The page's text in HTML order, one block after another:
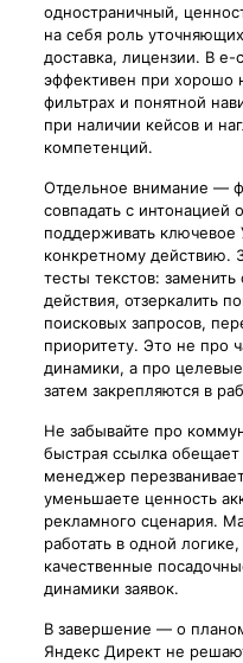
одностраничный,
на себя роль
доставка, лицензии. В
эффективен при хорошо
фильтрах и понятной
при наличии кейсов и
компетенций.
Отдельное внимание —
совпадать с интонацией
поддерживать ключевое
конкретному действию.
тесты текстов:
действия, отзеркалить
поисковых запросов,
приоритету. Это не про
динамики, а про
затем закрепляются в
Не забывайте про
быстрая ссылка обещает
менеджер
уменьшаете ценность
рекламного сценария.
работать в одной
качественные
динамики заявок.
В завершение — о
Яндекс Директ не